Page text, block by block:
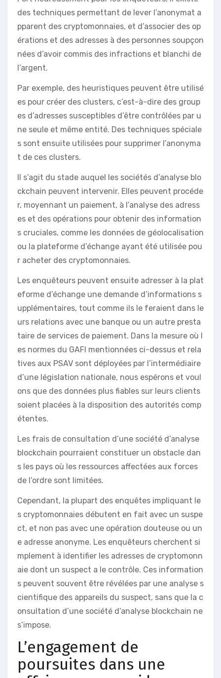
des techniques permettant de lever l’anonymat a
pparent des cryptomonnaies, et d’associer des op
érations et des adresses à des personnes soupçon
nées d’avoir commis des infractions et blanchi de
l’argent.
Par exemple, des heuristiques peuvent être utilisé
es pour créer des clusters, c’est-à-dire des group
es d’adresses susceptibles d’être contrôlées par u
ne seule et même entité. Des techniques spéciale
s sont ensuite utilisées pour supprimer l’anonyma
t de ces clusters.
Il s’agit du stade auquel les sociétés d’analyse blo
ckchain peuvent intervenir. Elles peuvent procéde
r, moyennant un paiement, à l’analyse des adress
es et des opérations pour obtenir des information
s cruciales, comme les données de géolocalisation
ou la plateforme d’échange ayant été utilisée pou
r acheter des cryptomonnaies.
Les enquêteurs peuvent ensuite adresser à la plat
eforme d’échange une demande d’informations s
upplémentaires, tout comme ils le feraient dans le
urs relations avec une banque ou un autre presta
taire de services de paiement. Dans la mesure où l
es normes du GAFI mentionnées ci-dessus et rela
tives aux PSAV sont déployées par l’intermédiaire
d’une législation nationale, nous espérons et voul
ons que des données plus fiables sur leurs clients
soient placées à la disposition des autorités comp
étentes.
Les frais de consultation d’une société d’analyse
blockchain pourraient constituer un obstacle dan
s les pays où les ressources affectées aux forces
de l’ordre sont limitées.
Cependant, la plupart des enquêtes impliquant le
s cryptomonnaies débutent en fait avec un suspe
ct, et non pas avec une opération douteuse ou un
e adresse anonyme. Les enquêteurs cherchent si
mplement à identifier les adresses de cryptomonn
aie dont un suspect a le contrôle. Ces information
s peuvent souvent être révélées par une analyse s
cientifique des appareils du suspect, sans que la c
onsultation d’une société d’analyse blockchain ne
s’impose.
L’engagement de
poursuites dans une